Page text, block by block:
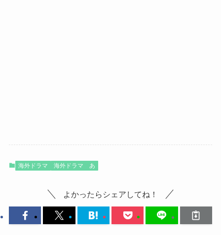
海外ドラマ 海外ドラマ あ
よかったらシェアしてね！